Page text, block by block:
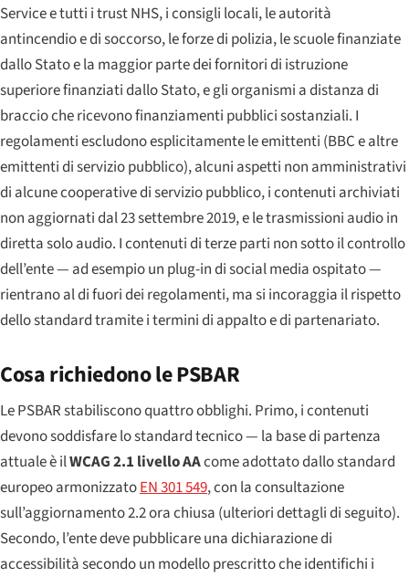
Service e tutti i trust NHS, i consigli locali, le autorità
antincendio e di soccorso, le forze di polizia, le scuole finanziate
dallo Stato e la maggior parte dei fornitori di istruzione
superiore finanziati dallo Stato, e gli organismi a distanza di
braccio che ricevono finanziamenti pubblici sostanziali. I
regolamenti escludono esplicitamente le emittenti (BBC e altre
emittenti di servizio pubblico), alcuni aspetti non amministrativi
di alcune cooperative di servizio pubblico, i contenuti archiviati
non aggiornati dal 23 settembre 2019, e le trasmissioni audio in
diretta solo audio. I contenuti di terze parti non sotto il controllo
dell’ente — ad esempio un plug-in di social media ospitato —
rientrano al di fuori dei regolamenti, ma si incoraggia il rispetto
dello standard tramite i termini di appalto e di partenariato.
Cosa richiedono le PSBAR
Le PSBAR stabiliscono quattro obblighi. Primo, i contenuti
devono soddisfare lo standard tecnico — la base di partenza
attuale è ilWCAG 2.1 livello AAcome adottato dallo standard
europeo armonizzatoEN 301 549, con la consultazione
sull’aggiornamento 2.2 ora chiusa (ulteriori dettagli di seguito).
Secondo, l’ente deve pubblicare una dichiarazione di
accessibilità secondo un modello prescritto che identifichi i